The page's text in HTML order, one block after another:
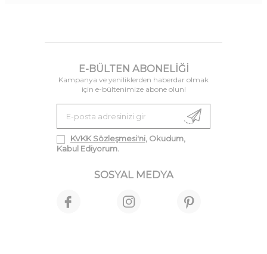
E-BÜLTEN ABONELIĞI
Kampanya ve yeniliklerden haberdar olmak
için e-bültenimize abone olun!
KVKK Sözleşmesi'ni, Okudum,
Kabul Ediyorum.
SOSYAL MEDYA